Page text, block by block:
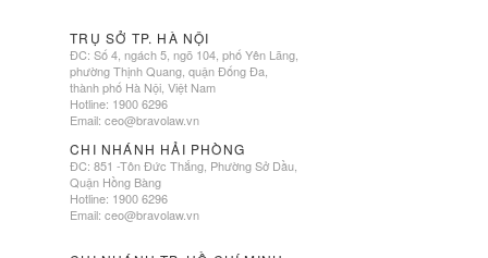
TRỤ SỞ TP. HÀ NỘI
ĐC: Số 4, ngách 5, ngõ 104, phố Yên Lãng,
phường Thịnh Quang, quận Đống Đa,
thành phố Hà Nội, Việt Nam
Hotline: 1900 6296
Email:ceo@bravolaw.vn
CHI NHÁNH HẢI PHÒNG
ĐC: 851 -Tôn Đức Thắng, Phường Sở Dầu,
Quận Hồng Bàng
Hotline: 1900 6296
Email:ceo@bravolaw.vn